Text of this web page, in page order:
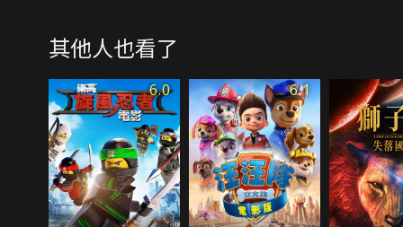
其他人也看了
6.0 6.1